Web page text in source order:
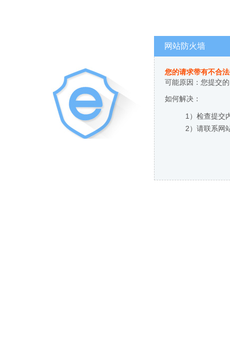
网站防火墙
您的请求带有不合
可能原因：您提交
如何解决：
1）检查提交
2）请联系网